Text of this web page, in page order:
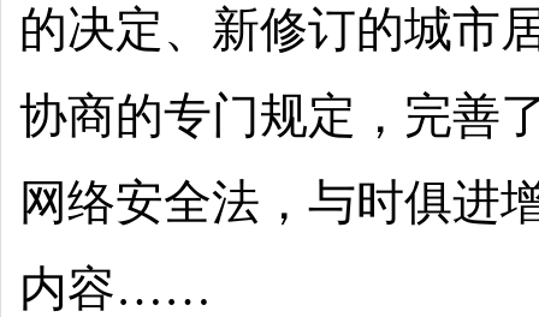
的决定、新修订的城市
协商的专门规定，完善
网络安全法，与时俱进
内容……